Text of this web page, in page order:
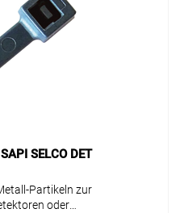
SELCO DET
Partikeln zur
oder